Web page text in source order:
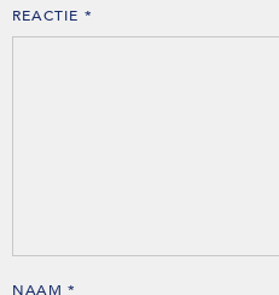
REACTIE *
NAAM *